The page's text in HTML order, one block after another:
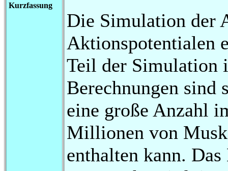
Kurzfassung
Die Simulation der
Aktionspotentialen
Teil der Simulation
Berechnungen sind
eine große Anzahl
Millionen von
enthalten kann.